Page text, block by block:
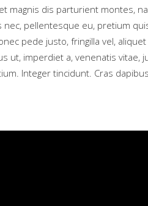
magnis dis parturient montes,
pellentesque eu, pretium
pede justo, fringilla vel,
ut, imperdiet a, venenatis vitae,
Integer tincidunt. Cras